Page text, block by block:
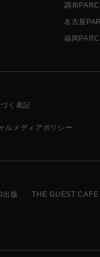
調布
名古屋
福岡
く表記
ルメディアポリシー
出版 THE GUEST CAFE